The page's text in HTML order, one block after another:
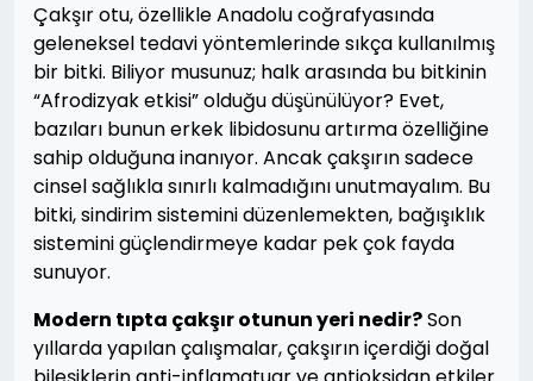
Çakşır otu, özellikle Anadolu coğrafyasında
geleneksel tedavi yöntemlerinde sıkça kullanılmış
bir bitki. Biliyor musunuz; halk arasında bu bitkinin
“Afrodizyak etkisi” olduğu düşünülüyor? Evet,
bazıları bunun erkek libidosunu artırma özelliğine
sahip olduğuna inanıyor. Ancak çakşırın sadece
cinsel sağlıkla sınırlı kalmadığını unutmayalım. Bu
bitki, sindirim sistemini düzenlemekten, bağışıklık
sistemini güçlendirmeye kadar pek çok fayda
sunuyor.
Modern tıpta çakşır otunun yeri nedir?Son
yıllarda yapılan çalışmalar, çakşırın içerdiği doğal